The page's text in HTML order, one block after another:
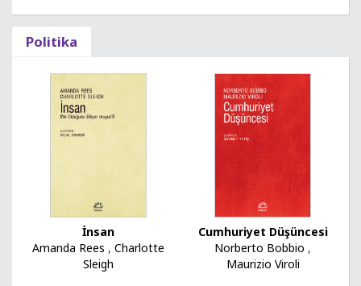
Politika
İnsan
Amanda Rees , Charlotte
Sleigh
Cumhuriyet Düşüncesi
Norberto Bobbio ,
Maurizio Viroli